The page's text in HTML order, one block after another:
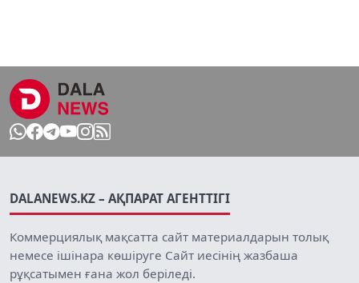
DALANEWS.KZ – АҚПАРАТ АГЕНТТІГІ
Коммерциялық мақсатта сайт материалдарын толық
немесе ішінара көшіруге Сайт иесінің жазбаша
рұқсатымен ғана жол беріледі.